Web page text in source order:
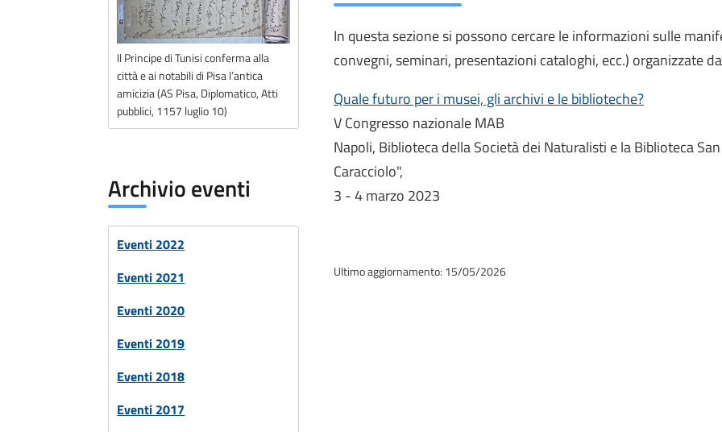
Il Principe di Tunisi conferma alla
città e ai notabili di Pisa l’antica
amicizia (AS Pisa, Diplomatico, Atti
pubblici, 1157 luglio 10)
Archivio eventi
Eventi 2022
Eventi 2021
Eventi 2020
Eventi 2019
Eventi 2018
Eventi 2017
In questa sezione si possono cercare le informazioni sulle
convegni, seminari, presentazioni cataloghi, ecc.) organizzate
Quale futuro per i musei, gli archivi e le biblioteche?
V Congresso nazionale MAB
Napoli, Biblioteca della Società dei Naturalisti e la Biblioteca
Caracciolo",
3 - 4 marzo 2023
Ultimo aggiornamento: 15/05/2026